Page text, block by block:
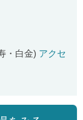
・白金) アクセ